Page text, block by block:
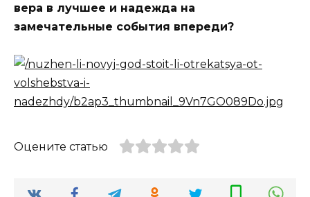
вера в лучшее и надежда на
замечательные события впереди?
Оцените статью